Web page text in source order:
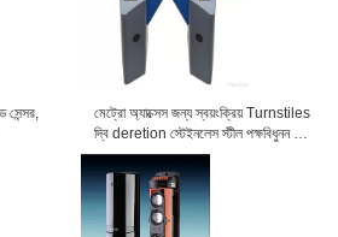
সেন্সর,
মেট্রো অ্যাক্সেস জন্য স্বয়ংক্রিয় Turnstiles
দ্বি deretion স্টেইনলেস স্টীল পক্ষবিধুনন গেট
ব্যবহৃত